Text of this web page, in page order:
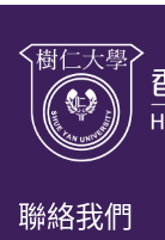
聯絡我們